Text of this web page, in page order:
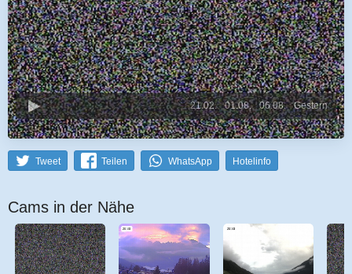
Gestern
06.08.
01.08.
21.02.
Tweet Teilen WhatsApp Hotelinfo
Cams in der Nähe